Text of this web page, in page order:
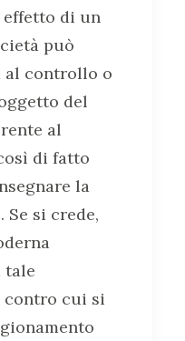
effetto di un
può
al controllo o
del
al
di fatto
la
Se si crede,
tale
contro cui si